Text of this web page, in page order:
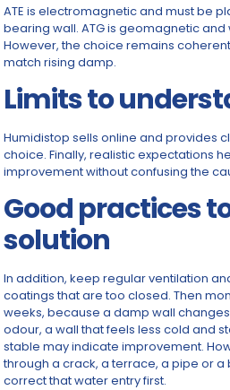
ATE is electromagnetic and must be
bearing wall. ATG is geomagnetic
However, the choice remains
match rising damp.
Limits to
Humidistop sells online and provides
choice. Finally, realistic expectations
improvement without confusing the
Good practices
solution
In addition, keep regular ventilation
coatings that are too closed. Then
weeks, because a damp wall
odour, a wall that feels less cold and
stable may indicate improvement.
through a crack, a terrace, a pipe or a
correct that water entry first.